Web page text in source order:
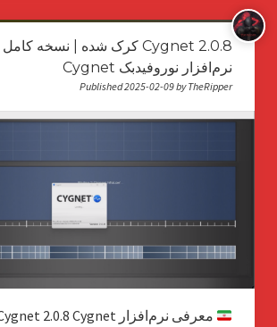
Cygnet 2.0.8 کرک شده | نسخه کامل
نرم‌افزار نوروفیدبک Cygnet
Published 2025-02-09 by TheRipper